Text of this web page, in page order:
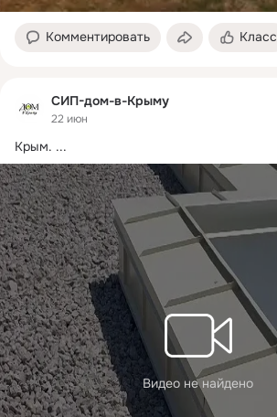
Комментировать Класс
СИП-дом-в-Крыму
22 июн
Крым. ...
Видео не найдено